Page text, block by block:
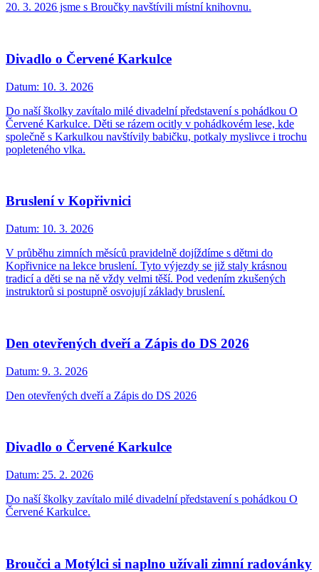
20. 3. 2026 jsme s Broučky navštívili místní knihovnu.
Divadlo o Červené Karkulce
Datum: 10. 3. 2026
Do naší školky zavítalo milé divadelní představení s pohádkou O
Červené Karkulce. Děti se rázem ocitly v pohádkovém lese, kde
společně s Karkulkou navštívily babičku, potkaly myslivce i trochu
popleteného vlka.
Bruslení v Kopřivnici
Datum: 10. 3. 2026
V průběhu zimních měsíců pravidelně dojíždíme s dětmi do
Kopřivnice na lekce bruslení. Tyto výjezdy se již staly krásnou
tradicí a děti se na ně vždy velmi těší. Pod vedením zkušených
instruktorů si postupně osvojují základy bruslení.
Den otevřených dveří a Zápis do DS 2026
Datum: 9. 3. 2026
Den otevřených dveří a Zápis do DS 2026
Divadlo o Červené Karkulce
Datum: 25. 2. 2026
Do naší školky zavítalo milé divadelní představení s pohádkou O
Červené Karkulce.
Broučci a Motýlci si naplno užívali zimní radovánky